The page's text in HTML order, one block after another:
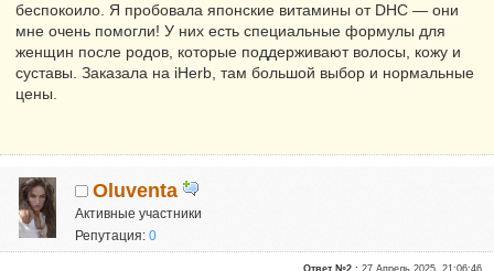
беспокоило. Я пробовала японские витамины от DHC — они
мне очень помогли! У них есть специальные формулы для
женщин после родов, которые поддерживают волосы, кожу и
суставы. Заказала на iHerb, там большой выбор и нормальные
цены.
Oluventa
Активные участники
Репутация:0
Ответ №2 :27 Апрель 2025, 21:06:46